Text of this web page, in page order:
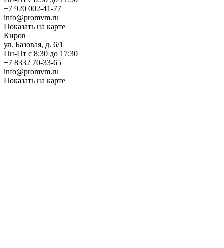
+7 920 002-41-77
info@promvm.ru
Показать на карте
Киров
ул. Базовая, д. 6/1
Пн-Пт с 8:30 до 17:30
+7 8332 70-33-65
info@promvm.ru
Показать на карте